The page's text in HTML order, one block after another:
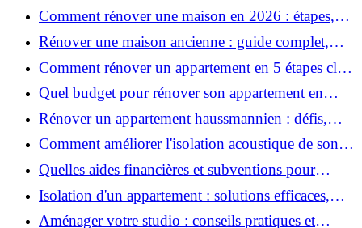
Comment rénover une maison en 2026 : étapes,
coûts et conseils ?
Rénover une maison ancienne : guide complet,
étapes, budget et astuces
Comment rénover un appartement en 5 étapes clés
?
Quel budget pour rénover son appartement en
2026 ?
Rénover un appartement haussmannien : défis,
conseils pratiques et estimation des prix
Comment améliorer l'isolation acoustique de son
appartement ?
Quelles aides financières et subventions pour
rénover votre appartement en 2026 ?
Isolation d'un appartement : solutions efficaces,
prix et conseils
Aménager votre studio : conseils pratiques et